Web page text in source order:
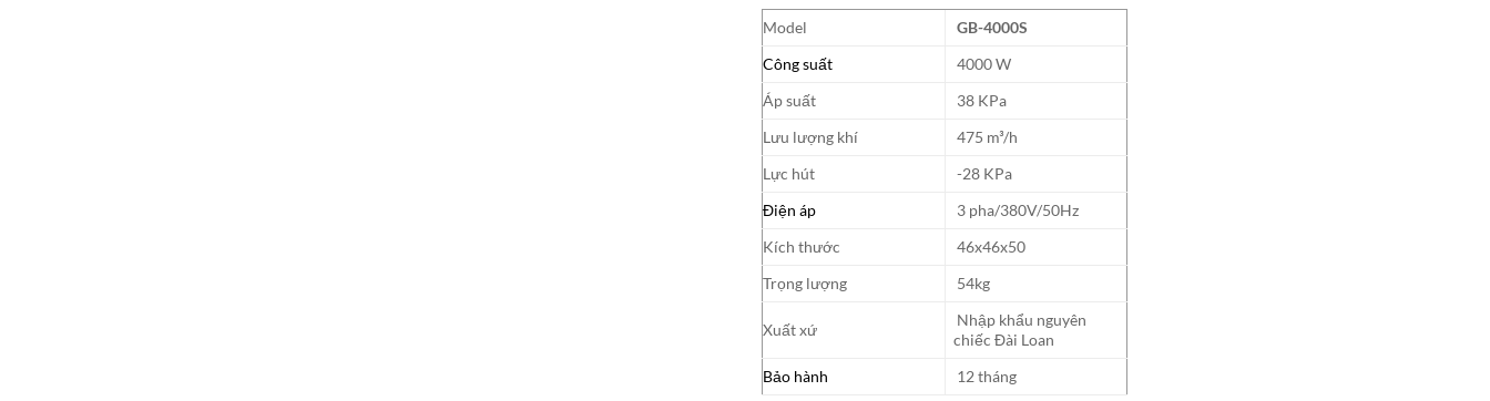
Model
GB-4000S
Công suất
4000 W
Áp suất
38 KPa
Lưu lượng khí
475 m³/h
Lực hút
-28 KPa
Điện áp
3 pha/380V/50Hz
Kích thước
46x46x50
Trọng lượng
54kg
Xuất xứ
Nhập khẩu nguyên
chiếc Đài Loan
Bảo hành
12 tháng